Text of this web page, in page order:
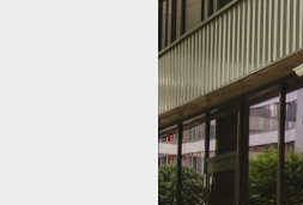
Nová prodejna
Nová prodejna